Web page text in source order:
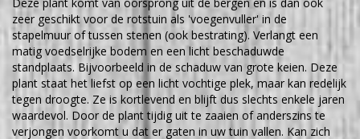
Deze plant komt van oorsprong uit de bergen en is dan ook
zeer geschikt voor de rotstuin als 'voegenvuller' in de
stapelmuur of tussen stenen (ook bestrating). Verlangt een
matig voedselrijke bodem en een licht beschaduwde
standplaats. Bijvoorbeeld in de schaduw van grote keien. Deze
plant staat het liefst op een licht vochtige plek, maar kan redelijk
tegen droogte. Ze is kortlevend en blijft dus slechts enkele jaren
waardevol. Door de plant tijdig uit te zaaien of anderszins te
verjongen voorkomt u dat er gaten in uw tuin vallen. Kan zich